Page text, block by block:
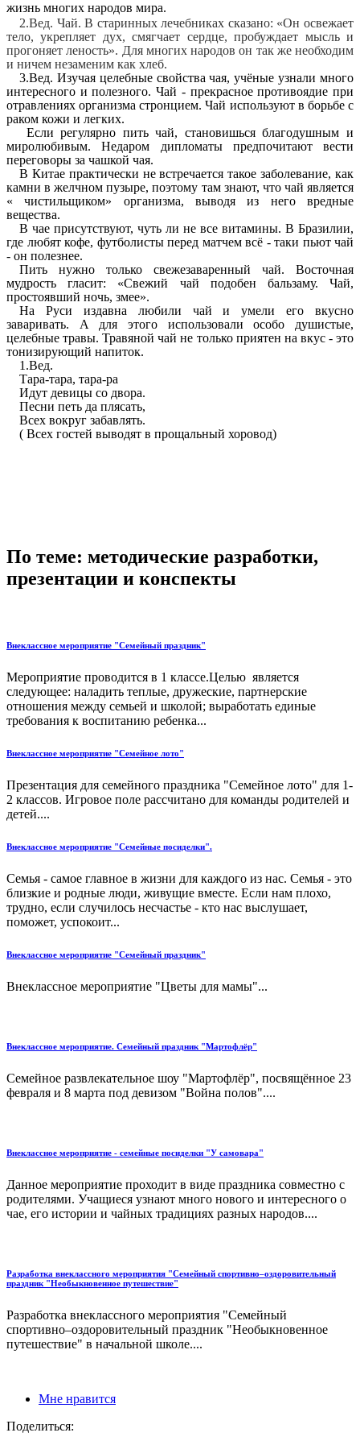
жизнь многих народов мира.
2.Вед. Чай. В старинных лечебниках сказано: «Он освежает
тело, укрепляет дух, смягчает сердце, пробуждает мысль и
прогоняет леность». Для многих народов он так же необходим
и ничем незаменим как хлеб.
3.Вед. Изучая целебные свойства чая, учёные узнали много
интересного и полезного. Чай - прекрасное противоядие при
отравлениях организма стронцием. Чай используют в борьбе с
раком кожи и легких.
Если регулярно пить чай, становишься благодушным и
миролюбивым. Недаром дипломаты предпочитают вести
переговоры за чашкой чая.
В Китае практически не встречается такое заболевание, как
камни в желчном пузыре, поэтому там знают, что чай является
« чистильщиком» организма, выводя из него вредные
вещества.
В чае присутствуют, чуть ли не все витамины. В Бразилии,
где любят кофе, футболисты перед матчем всё - таки пьют чай
- он полезнее.
Пить нужно только свежезаваренный чай. Восточная
мудрость гласит: «Свежий чай подобен бальзаму. Чай,
простоявший ночь, змее».
На Руси издавна любили чай и умели его вкусно
заваривать. А для этого использовали особо душистые,
целебные травы. Травяной чай не только приятен на вкус - это
тонизирующий напиток.
1.Вед.
Тара-тара, тара-ра
Идут девицы со двора.
Песни петь да плясать,
Всех вокруг забавлять.
( Всех гостей выводят в прощальный хоровод)
По теме: методические разработки,
презентации и конспекты
Внеклассное мероприятие "Семейный праздник"
Мероприятие проводится в 1 классе.Целью является
следующее: наладить теплые, дружеские, партнерские
отношения между семьей и школой; выработать единые
требования к воспитанию ребенка...
Внеклассное мероприятие "Семейное лото"
Презентация для семейного праздника "Семейное лото" для 1-
2 классов. Игровое поле рассчитано для команды родителей и
детей....
Внеклассное мероприятие "Семейные посиделки".
Семья - самое главное в жизни для каждого из нас. Семья - это
близкие и родные люди, живущие вместе. Если нам плохо,
трудно, если случилось несчастье - кто нас выслушает,
поможет, успокоит...
Внеклассное мероприятие "Семейный праздник"
Внеклассное мероприятие "Цветы для мамы"...
Внеклассное мероприятие. Семейный праздник "Мартофлёр"
Семейное развлекательное шоу "Мартофлёр", посвящённое 23
февраля и 8 марта под девизом "Война полов"....
Внеклассное мероприятие - семейные посиделки "У самовара"
Данное мероприятие проходит в виде праздника совместно с
родителями. Учащиеся узнают много нового и интересного о
чае, его истории и чайных традициях разных народов....
Разработка внеклассного мероприятия "Семейный спортивно–оздоровительный
праздник "Необыкновенное путешествие"
Разработка внеклассного мероприятия "Семейный
спортивно–оздоровительный праздник "Необыкновенное
путешествие" в начальной школе....
Мне нравится
Поделиться: